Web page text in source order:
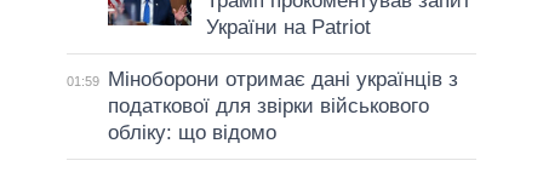
України на Patriot
01:59
Міноборони отримає дані українців з
податкової для звірки військового
обліку: що відомо